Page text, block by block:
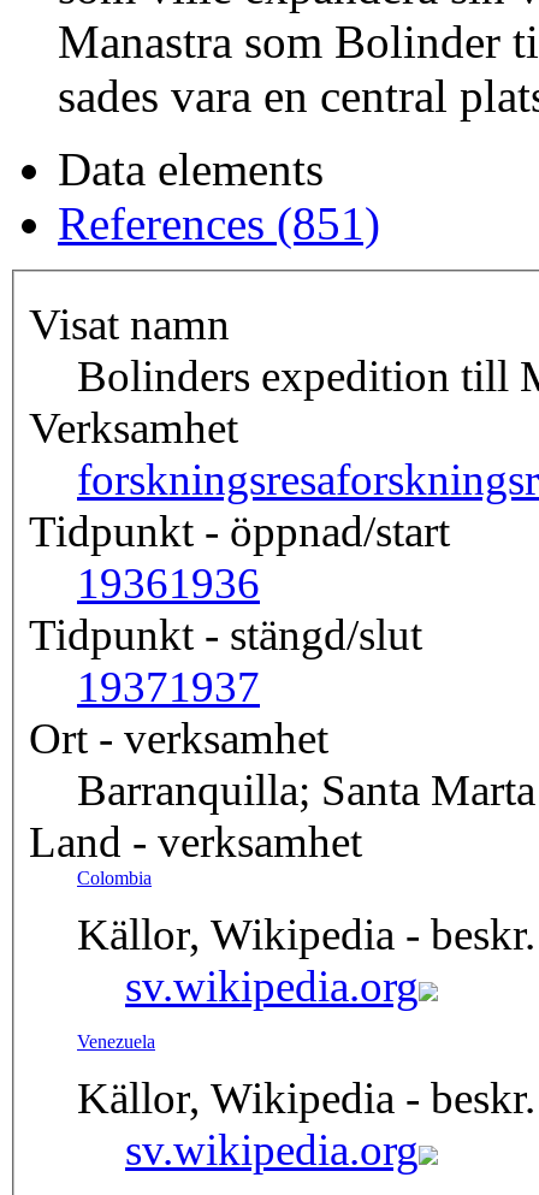
Manastra som Bolinder
sades vara en central
Data elements
References (851)
Visat namn
Bolinders expedition till
Verksamhet
forskningsresa
Tidpunkt - öppnad/start
19361936
Tidpunkt - stängd/slut
19371937
Ort - verksamhet
Barranquilla; Santa Marta
Land - verksamhet
Colombia
Källor, Wikipedia -
sv.wikipedia.org
Venezuela
Källor, Wikipedia -
sv.wikipedia.org